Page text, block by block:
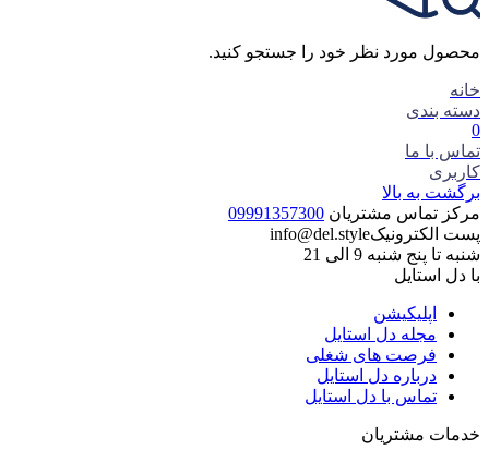
محصول مورد نظر خود را جستجو کنید.
خانه
دسته بندی
0
تماس با ما
کاربری
برگشت به بالا
مرکز تماس مشتریان 09991357300
پست الکترونیکinfo@del.style
شنبه تا پنج شنبه 9 الی 21
با دل استایل
اپلیکیشن
مجله دل استایل
فرصت های شغلی
درباره دل استایل
تماس با دل استایل
خدمات مشتریان